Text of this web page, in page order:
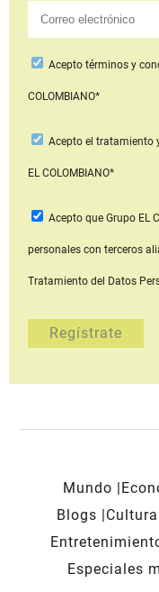
Aceptotérminos y
COLOMBIANO*
Acepto el tratamiento
EL COLOMBIANO*
Acepto que Grupo EL
personales con terceros
Tratamiento del Datos
Mundo
Blogs
Cultura
Especiales